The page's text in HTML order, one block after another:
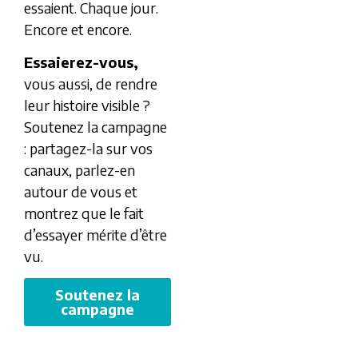
essaient. Chaque jour.
Encore et encore.
Essaierez-vous,
vous aussi, de rendre
leur histoire visible ?
Soutenez la campagne
: partagez-la sur vos
canaux, parlez-en
autour de vous et
montrez que le fait
d’essayer mérite d’être
vu.
Soutenez la
campagne